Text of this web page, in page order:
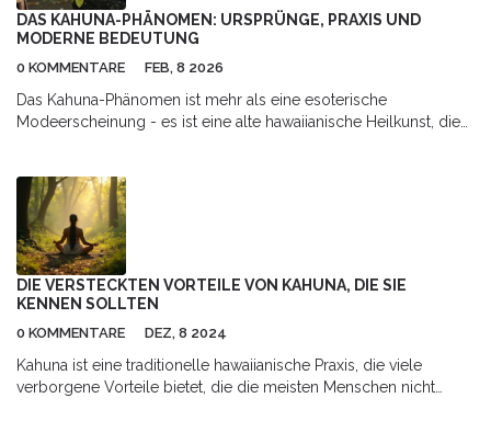
klären.
DAS KAHUNA-PHÄNOMEN: URSPRÜNGE, PRAXIS UND
MODERNE BEDEUTUNG
0 KOMMENTARE FEB, 8 2026
Das Kahuna-Phänomen ist mehr als eine esoterische
Modeerscheinung - es ist eine alte hawaiianische Heilkunst, die
ist denn je.
DIE VERSTECKTEN VORTEILE VON KAHUNA, DIE SIE
KENNEN SOLLTEN
0 KOMMENTARE DEZ, 8 2024
Kahuna ist eine traditionelle hawaiianische Praxis, die viele
verborgene Vorteile bietet, die die meisten Menschen nicht